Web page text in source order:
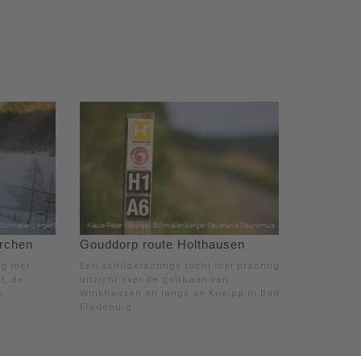
met
de
Gouddorp route Holthausen
Een schilderachtige tocht met prachtig
uitzicht over de golfbaan van
Winkhausen en langs de Kneipp in Bad
Fredeburg.